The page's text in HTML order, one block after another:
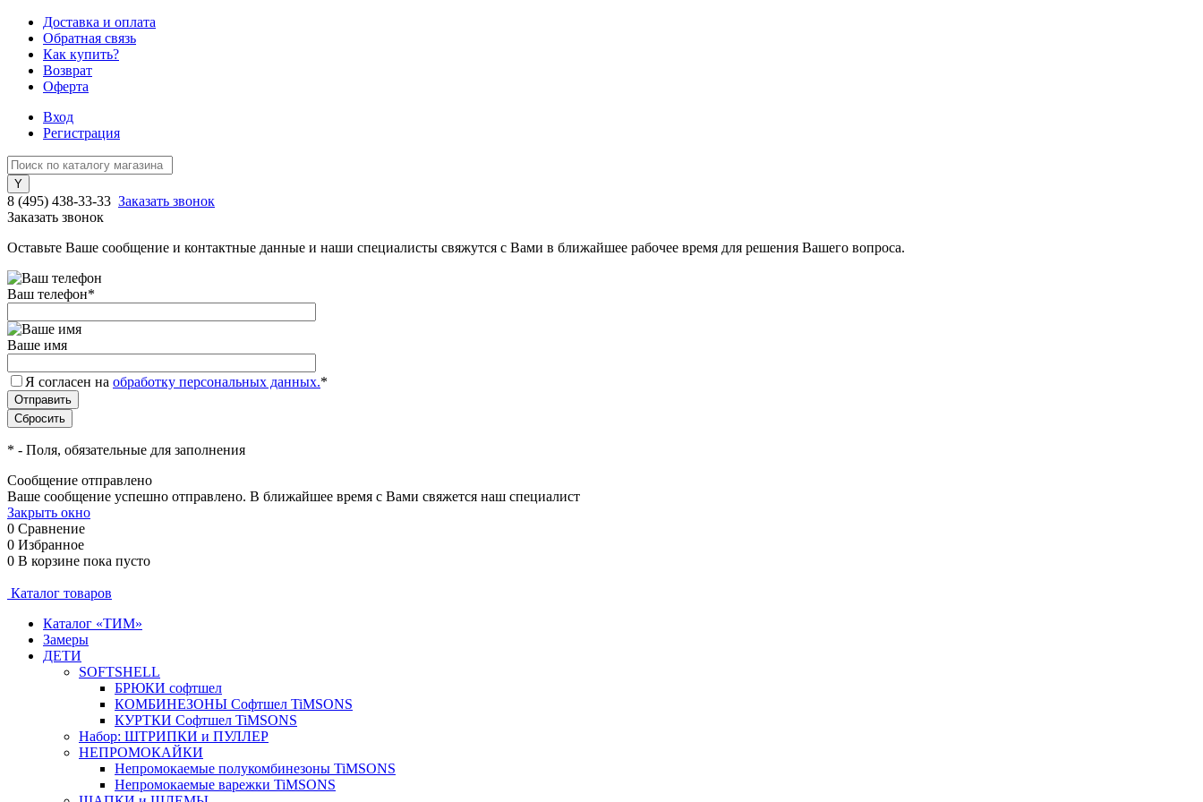
Доставка и оплата
Обратная связь
Как купить?
Возврат
Оферта
Вход
Регистрация
8 (495) 438-33-33 Заказать звонок
Заказать звонок
Оставьте Ваше сообщение и контактные данные и наши специалисты свяжутся с Вами в ближайшее рабочее время для решения Вашего вопроса.
Ваш телефон*
Ваше имя
Я согласен на обработку персональных данных.*
* - Поля, обязательные для заполнения
Сообщение отправлено
Ваше сообщение успешно отправлено. В ближайшее время с Вами свяжется наш специалист
Закрыть окно
0 Сравнение
0 Избранное
0 В корзине пока пусто
Каталог товаров
Каталог «ТИМ»
Замеры
ДЕТИ
SOFTSHELL
БРЮКИ софтшел
КОМБИНЕЗОНЫ Софтшел TiMSONS
КУРТКИ Софтшел TiMSONS
Набор: ШТРИПКИ и ПУЛЛЕР
НЕПРОМОКАЙКИ
Непромокаемые полукомбинезоны TiMSONS
Непромокаемые варежки TiMSONS